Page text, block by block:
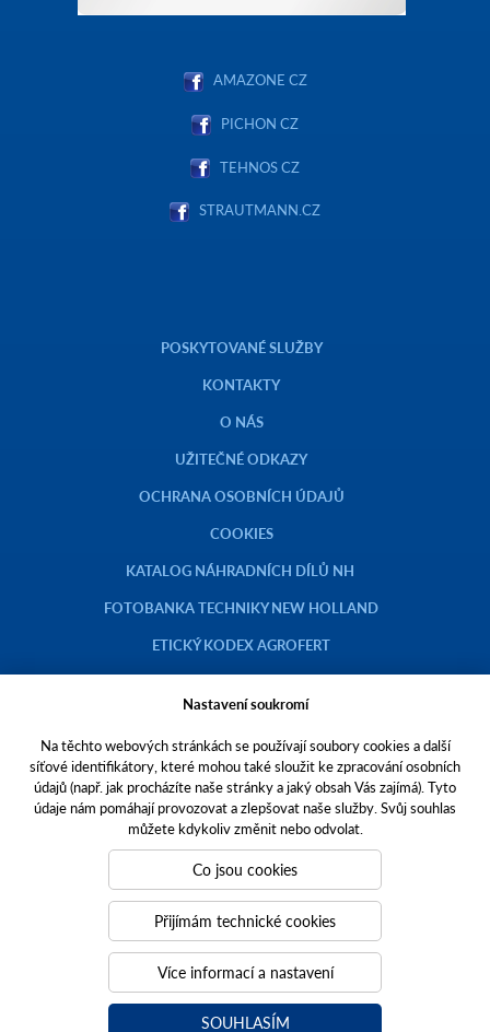
AMAZONE CZ
PICHON CZ
TEHNOS CZ
STRAUTMANN.CZ
POSKYTOVANÉ SLUŽBY
KONTAKTY
O NÁS
UŽITEČNÉ ODKAZY
OCHRANA OSOBNÍCH ÚDAJŮ
COOKIES
KATALOG NÁHRADNÍCH DÍLŮ NH
FOTOBANKA TECHNIKY NEW HOLLAND
ETICKÝ KODEX AGROFERT
Copyright © 2023 AGROTEC a.s.
Toto jsou internetové stránky společnosti AGROTEC a. s., se sídlem v
Hustopečích, Brněnská 74, PSČ 69301, IČO 00544957,
zapsané v OR vedeném Krajským soudem v Brně, oddíl B, vložka 138.
Společnost AGROTEC a.s. je členem koncernu AGROFERT řízeného
společností AGROFERT, a.s.,
IČO 26185610, se sídlem na adrese Pyšelská 2327/2, Chodov, 149 00
Praha 4.
webové portály, které vám pomáhají růst. Jsme
PUXdesign.
grotectrucks.cz
Nastavení soukromí
Na těchto webových stránkách se používají soubory cookies a další
síťové identifikátory, které mohou také sloužit ke zpracování osobních
údajů (např. jak procházíte naše stránky a jaký obsah Vás zajímá). Tyto
údaje nám pomáhají provozovat a zlepšovat naše služby. Svůj souhlas
můžete kdykoliv změnit nebo odvolat.
Co jsou cookies
Přijímám technické cookies
Více informací a nastavení
SOUHLASÍM